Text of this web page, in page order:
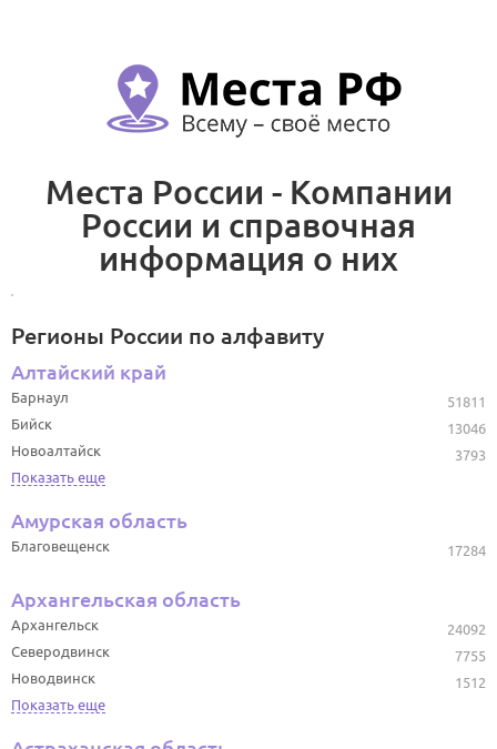
Места России - Компании
России и справочная
информация о них
Регионы России по алфавиту
Алтайский край
51811
Барнаул
13046
Бийск
3793
Новоалтайск
Показать еще
Амурская область
17284
Благовещенск
Архангельская область
24092
Архангельск
7755
Северодвинск
1512
Новодвинск
Показать еще